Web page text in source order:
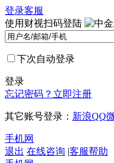
登录客服
使用财视扫码登陆
下次自动登录
登录
忘记密码？ 立即注册
其它账号登录： 新浪QQ
手机网
退出 在线咨询 |客服帮助